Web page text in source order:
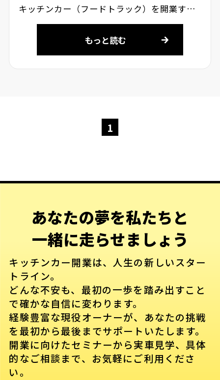
キッチンカー（フードトラック）を開業す…
もっと読む
1
あなたの夢を私たちと
一緒に走らせましょう
キッチンカー開業は、人生の新しいスター
トライン。
どんな不安も、最初の一歩を踏み出すこと
で確かな自信に変わります。
経験豊富な現役オーナーが、あなたの挑戦
を最初から最後までサポートいたします。
開業に向けたセミナーから実車見学、具体
的なご相談まで、お気軽にご利用くださ
い。